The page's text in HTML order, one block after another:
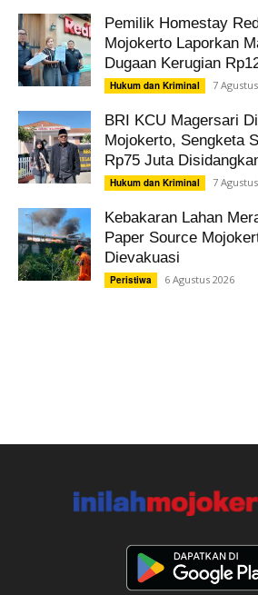
Pemilik Homestay
Mojokerto Laporkan
Dugaan Kerugian
Hukum dan Kriminal 7
BRI KCU Magersari
Mojokerto, Sengketa
Rp75 Juta
Hukum dan Kriminal 7
Kebakaran Lahan
Paper Source
Dievakuasi
Peristiwa 6 Agustus 2026